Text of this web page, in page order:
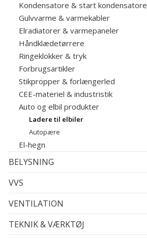
Kondensatore & start kondensatore
Gulvvarme & varmekabler
Elradiatorer & varmepaneler
Håndklædetørrere
Ringeklokker & tryk
Forbrugsartikler
Stikpropper & forlængerled
CEE-materiel & industristik
Auto og elbil produkter
Ladere til elbiler
Autopære
El-hegn
BELYSNING
VVS
VENTILATION
TEKNIK & VÆRKTØJ